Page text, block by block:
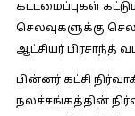
கட்டமைப்புகள்
செலவுகளுக்கு
ஆட்சியர் பிரசாந்த்
பின்னர் கட்சி
நலச்சங்கத்தின்